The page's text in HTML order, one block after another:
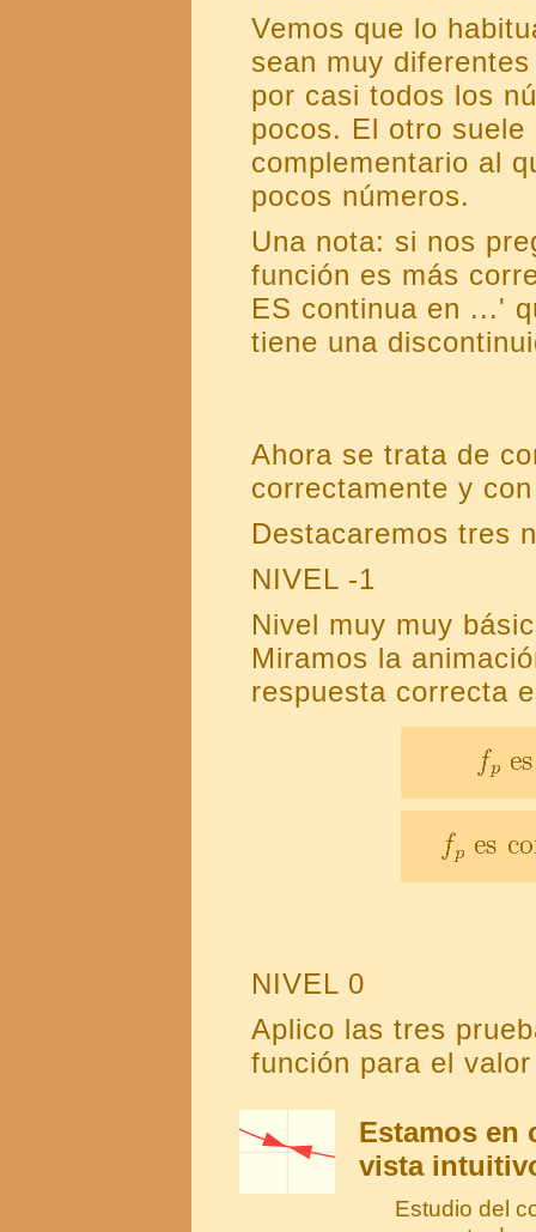
Vemos que lo
sean muy
por casi todos los
pocos. El otro
complementario al
pocos números.
Una nota: si nos
función es más
ES continua en ...'
tiene una
Ahora se trata de
correctamente y
Destacaremos tres
NIVEL -1
Nivel muy muy
Miramos la
respuesta correcta
NIVEL 0
Aplico las tres
función para el
Estamos en
vista
Estudio del